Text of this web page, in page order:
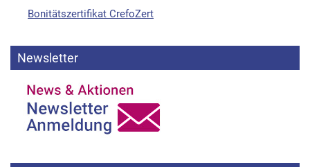
Bonitätszertifikat CrefoZert
Newsletter